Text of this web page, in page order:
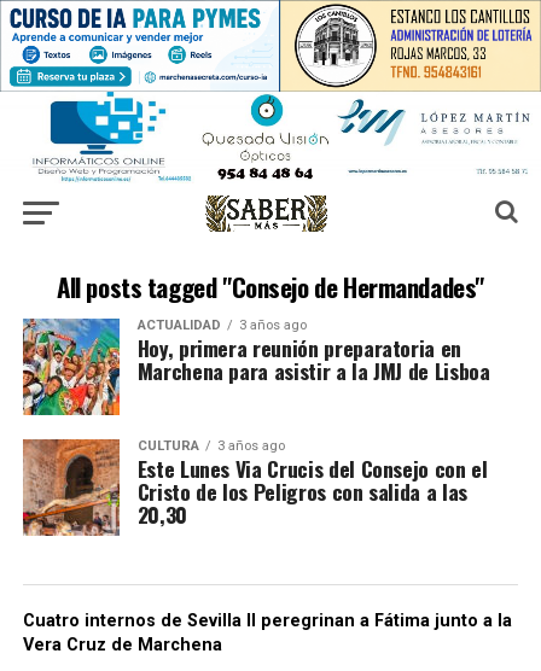
All posts tagged "Consejo de Hermandades"
ACTUALIDAD 3 años ago
Hoy, primera reunión preparatoria en
Marchena para asistir a la JMJ de Lisboa
CULTURA 3 años ago
Este Lunes Via Crucis del Consejo con el
Cristo de los Peligros con salida a las
20,30
Cuatro internos de Sevilla II peregrinan a Fátima junto a la
Vera Cruz de Marchena